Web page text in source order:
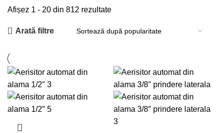
Afișez 1 - 20 din 812 rezultate
Arată filtre